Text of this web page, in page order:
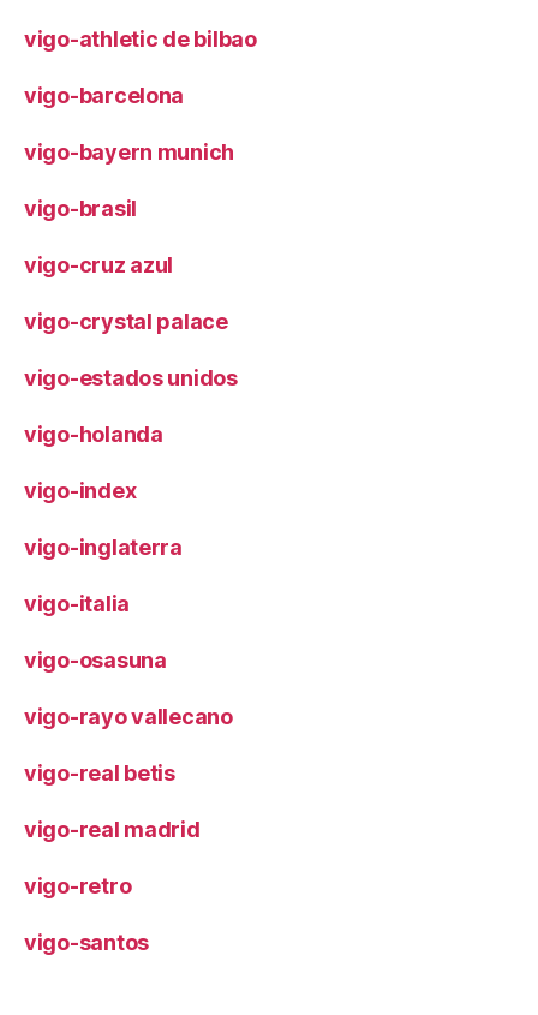
vigo-athletic de bilbao
vigo-barcelona
vigo-bayern munich
vigo-brasil
vigo-cruz azul
vigo-crystal palace
vigo-estados unidos
vigo-holanda
vigo-index
vigo-inglaterra
vigo-italia
vigo-osasuna
vigo-rayo vallecano
vigo-real betis
vigo-real madrid
vigo-retro
vigo-santos